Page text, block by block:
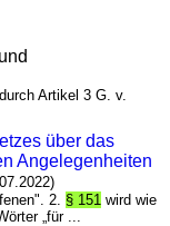
Artikel 3 G. v.
über das
Angelegenheiten
2. § 151 wird wie
„für ...